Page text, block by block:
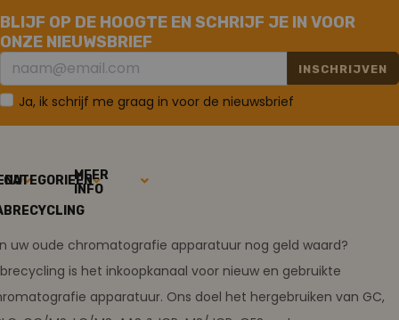
BLIJF OP DE HOOGTE EN SCHRIJF JE IN VOOR
ONZE NIEUWSBRIEF
INSCHRIJVEN
Ja, ik schrijf me graag in voor de nieuwsbrief
CATEGORIEËNMEER
INFO
uw oude chromatografie apparatuur nog geld waard?
is het inkoopkanaal voor nieuw en gebruikte
apparatuur. Ons doel het hergebruiken van GC,